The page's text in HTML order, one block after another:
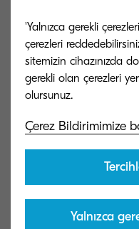
04 Esneklik:
Çevrimdışı
sayfaları bir yedek
'Yalnızca gerekli
çerezleri
sitemizin cihazınızda
gerekli olan çerezleri
Çerez Bildirimimize
Yalnızca